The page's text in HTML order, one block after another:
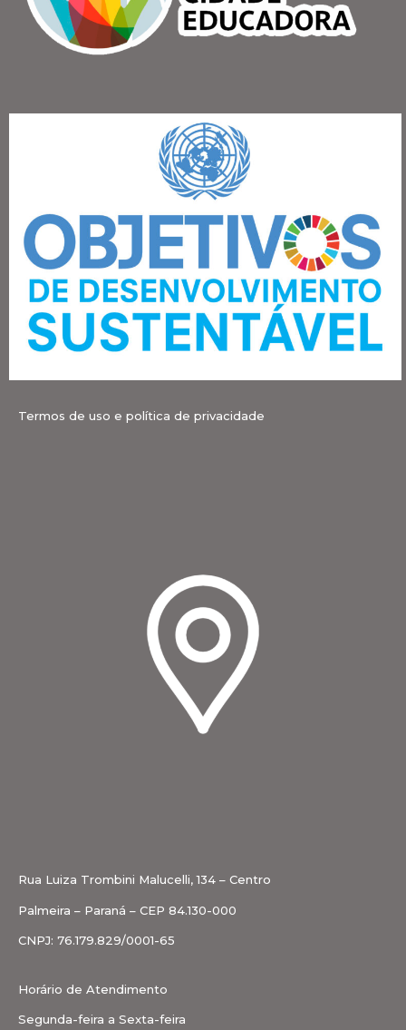
Termos de uso e política de privacidade
Rua Luiza Trombini Malucelli, 134 – Centro
Palmeira – Paraná – CEP 84.130-000
CNPJ: 76.179.829/0001-65
Horário de Atendimento
Segunda-feira a Sexta-feira